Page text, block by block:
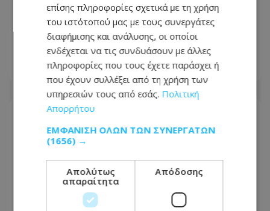
Τροχαία με «βαριές» ενδείξεις αλκοόλ
– Στα ύψη το αλκοτέστ - Πόσο
«έγραψε»
09.08.2026 - 12:55
επίσης πληροφορίες σχετικά με τη χρήση
του ιστότοπού μας με τους συνεργάτες
διαφήμισης και ανάλυσης, οι οποίοι
ενδέχεται να τις συνδυάσουν με άλλες
πληροφορίες που τους έχετε παράσχει ή
που έχουν συλλέξει από τη χρήση των
υπηρεσιών τους από εσάς. Πολιτική
Απορρήτου
ΕΜΦΆΝΙΣΗ ΌΛΩΝ ΤΩΝ ΣΥΝΕΡΓΑΤΏΝ
(1656) →
Απολύτως
απαραίτητα
Απόδοσης